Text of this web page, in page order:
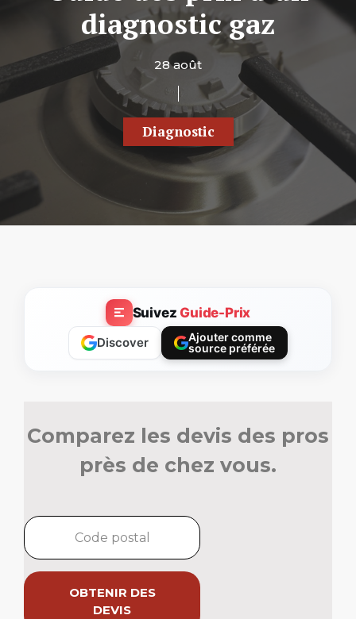
diagnostic gaz
28 août
Diagnostic
SuivezGuide-Prix
Discover
Ajouter comme
source préférée
Comparez les devis des pros
près de chez vous.
OBTENIR DES
DEVIS